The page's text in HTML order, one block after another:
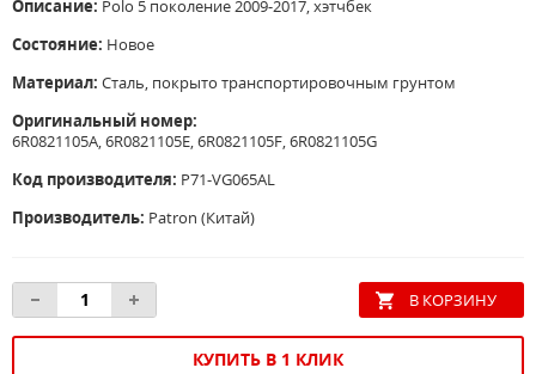
Описание: Polo 5 поколение 2009-2017, хэтчбек
Состояние: Новое
Материал: Сталь, покрыто транспортировочным грунтом
Оригинальный номер:
6R0821105A,6R0821105E,6R0821105F,6R0821105G
Код производителя: P71-VG065AL
Производитель: Patron (Китай)
КУПИТЬ В 1 КЛИК